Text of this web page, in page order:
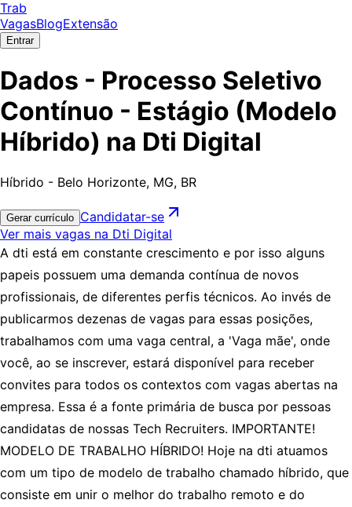
Trab
VagasBlogExtensão
Entrar
Dados - Processo Seletivo
Contínuo - Estágio (Modelo
Híbrido) na Dti Digital
Híbrido - Belo Horizonte, MG, BR
Gerar currículo Candidatar-se
Ver mais vagas na Dti Digital
A dti está em constante crescimento e por isso alguns
papeis possuem uma demanda contínua de novos
profissionais, de diferentes perfis técnicos. Ao invés de
publicarmos dezenas de vagas para essas posições,
trabalhamos com uma vaga central, a 'Vaga mãe', onde
você, ao se inscrever, estará disponível para receber
convites para todos os contextos com vagas abertas na
empresa. Essa é a fonte primária de busca por pessoas
candidatas de nossas Tech Recruiters. IMPORTANTE!
MODELO DE TRABALHO HÍBRIDO! Hoje na dti atuamos
com um tipo de modelo de trabalho chamado híbrido, que
consiste em unir o melhor do trabalho remoto e do